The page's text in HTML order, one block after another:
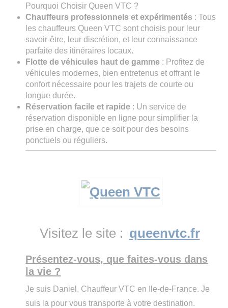
Pourquoi Choisir Queen VTC ?
Chauffeurs professionnels et expérimentés : Tous
les chauffeurs Queen VTC sont choisis pour leur
savoir-être, leur discrétion, et leur connaissance
parfaite des itinéraires locaux.
Flotte de véhicules haut de gamme : Profitez de
véhicules modernes, bien entretenus et offrant le
confort nécessaire pour les trajets de courte ou
longue durée.
Réservation facile et rapide : Un service de
réservation disponible en ligne pour simplifier la
prise en charge, que ce soit pour des besoins
ponctuels ou réguliers.
Visitez le site : queenvtc.fr
Présentez-vous, que faites-vous dans
la vie ?
Je suis Daniel, Chauffeur VTC en Ile-de-France. Je
suis la pour vous transporte à votre destination.